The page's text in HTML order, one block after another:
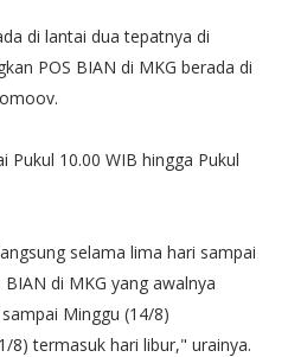
di lantai dua tepatnya di
POS BIAN di MKG berada di
Pukul 10.00 WIB hingga Pukul
selama lima hari sampai
di MKG yang awalnya
Minggu (14/8)
8) termasuk hari libur," urainya.